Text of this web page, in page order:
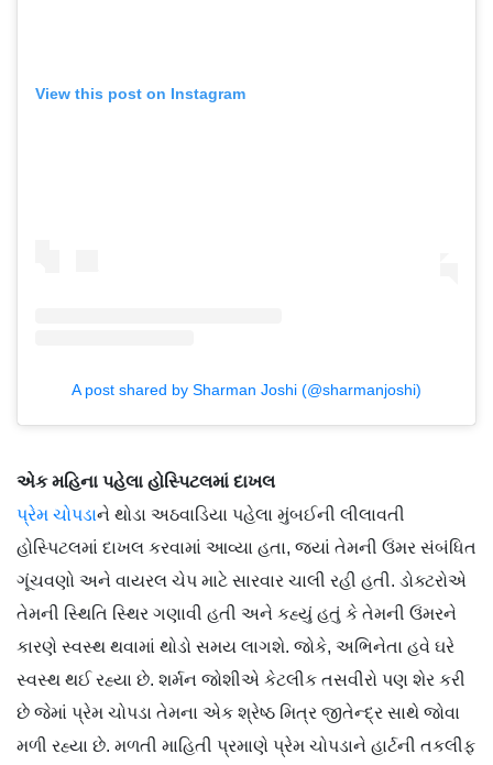
View this post on Instagram
A post shared by Sharman Joshi (@sharmanjoshi)
એક મહિના પહેલા હોસ્પિટલમાં દાખલ
પ્રેમ ચોપડાને થોડા અઠવાડિયા પહેલા મુંબઈની લીલાવતી
હોસ્પિટલમાં દાખલ કરવામાં આવ્યા હતા, જ્યાં તેમની ઉંમર સંબંધિત
ગૂંચવણો અને વાયરલ ચેપ માટે સારવાર ચાલી રહી હતી. ડોક્ટરોએ
તેમની સ્થિતિ સ્થિર ગણાવી હતી અને કહ્યું હતું કે તેમની ઉંમરને
કારણે સ્વસ્થ થવામાં થોડો સમય લાગશે. જોકે, અભિનેતા હવે ઘરે
સ્વસ્થ થઈ રહ્યા છે. શર્મન જોશીએ કેટલીક તસવીરો પણ શેર કરી
છે જેમાં પ્રેમ ચોપડા તેમના એક શ્રેષ્ઠ મિત્ર જીતેન્દ્ર સાથે જોવા
મળી રહ્યા છે. મળતી માહિતી પ્રમાણે પ્રેમ ચોપડાને હાર્ટની તકલીફ